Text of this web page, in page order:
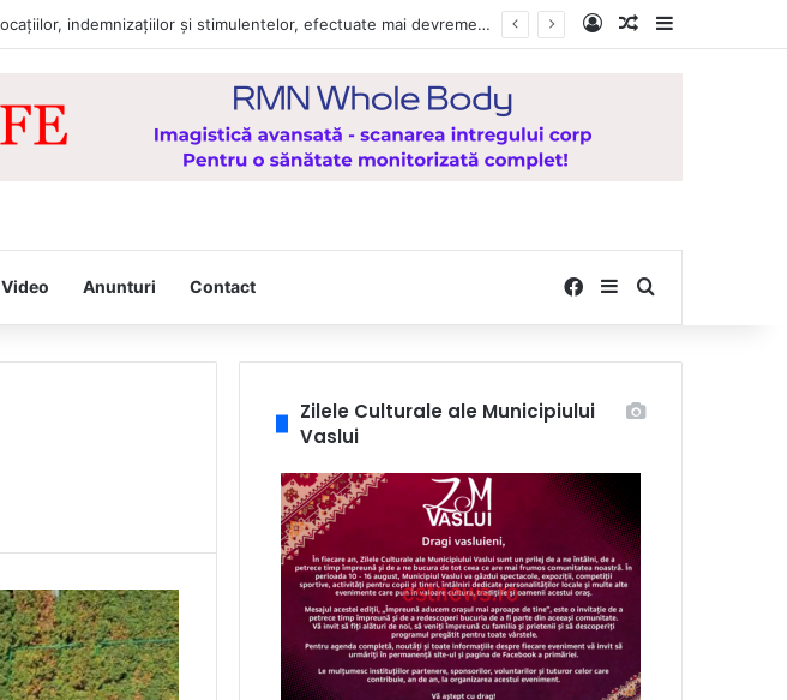
Vești bune pentru zeci de mii de vasluieni! Plățile alocațiilor, indemnizațiilor și stimulentelor, efectuate mai devreme în luna august 2026 Log InRandom Article
Video Anunturi Contact Facebook
SidebarSearch for
Zilele Culturale ale Municipiului
Vaslui